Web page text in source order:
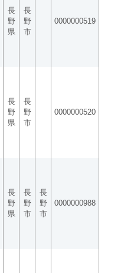
長
野
県
長
野
市
0000000519
長
野
県
長
野
市
0000000520
長
野
県
長
野
市
長
野
市
0000000988